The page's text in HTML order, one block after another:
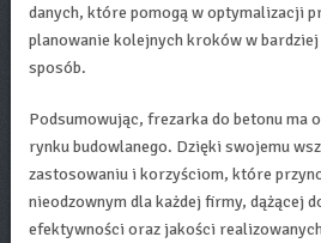
danych, które pomogą w optymalizacji
planowanie kolejnych kroków w
sposób.
Podsumowując, frezarka do betonu ma
rynku budowlanego. Dzięki swojemu
zastosowaniu i korzyściom, które
nieodzownym dla każdej firmy, dążącej
efektywności oraz jakości